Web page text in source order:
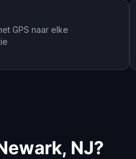
GPS naar elke
NJ?